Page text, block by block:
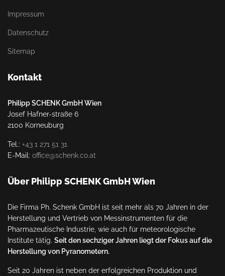
Impressum
Datenschutz
Sitemap
Kontakt
Philipp SCHENK GmbH Wien
Josef Hafner-straße 6
2100 Korneuburg
Tel.: +43 1 271 51 31
E-Mail: office@schenk.co.at
Über Philipp SCHENK GmbH Wien
Die Firma Ph. Schenk GmbH ist seit mehr als 70 Jahren in der
Herstellung und Vertrieb von Messinstrumenten für die
Pharmazeutische Industrie, wie auch für meteorologische
Institute tätig. Seit den sechziger Jahren liegt der Fokus auf die
Herstellung von Pyranometern.
Seit 20 Jahren ist neben der erfolgreichen Produktion und